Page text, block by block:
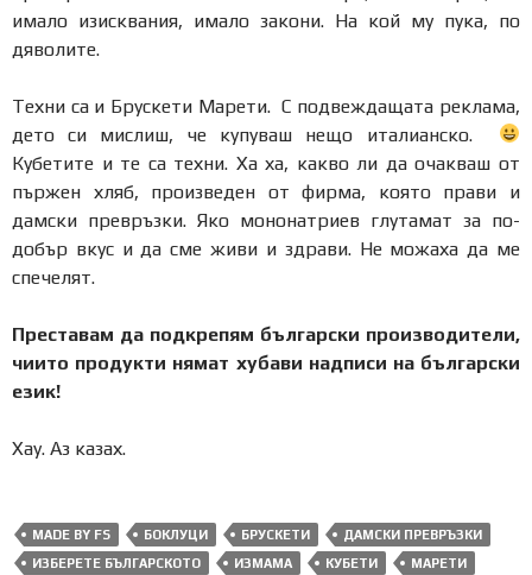
имало изисквания, имало закони. На кой му пука, по
дяволите.
Техни са и Брускети Марети. С подвеждащата реклама,
дето си мислиш, че купуваш нещо италианско.
Кубетите и те са техни. Ха ха, какво ли да очакваш от
пържен хляб, произведен от фирма, която прави и
дамски превръзки. Яко мононатриев глутамат за по-
добър вкус и да сме живи и здрави. Не можаха да ме
спечелят.
Преставам да подкрепям български производители,
чиито продукти нямат хубави надписи на български
език!
Хау. Аз казах.
MADE BY FS БОКЛУЦИ БРУСКЕТИ
ДАМСКИ ПРЕВРЪЗКИ
ИЗБЕРЕТЕ БЪЛГАРСКОТО
ИЗМАМА КУБЕТИ
МАРЕТИ